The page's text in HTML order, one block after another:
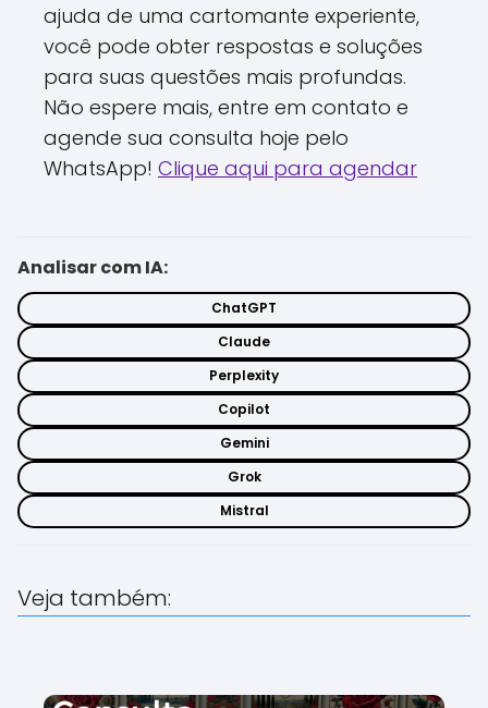
ajuda de uma cartomante experiente,
você pode obter respostas e soluções
para suas questões mais profundas.
Não espere mais, entre em contato e
agende sua consulta hoje pelo
WhatsApp! Clique aqui para agendar
Analisar com IA:
ChatGPT
Claude
Perplexity
Copilot
Gemini
Grok
Mistral
Veja também: